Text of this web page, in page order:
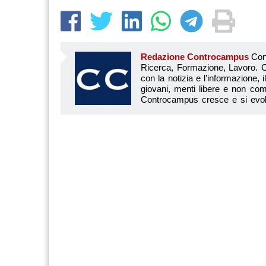
Redazione Controcampus Controcampus è Il magazine più letto dai giovani su: Scuola, Università, Ricerca, Formazione, Lavoro. Controcampus nasce nell’ottobre 2001 con la missione di affiancare con la notizia e l’informazione, il mondo dell’istruzione e dell’università. Il suo cuore pulsante sono i giovani, menti libere e non compromesse da nessun interesse di parte. Il progetto è ambizioso e Controcampus cresce e si evolve arricchendo il proprio staff con nuovi giovani vogliosi di